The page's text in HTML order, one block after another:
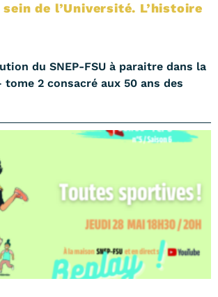
de l’Université. L’histoire
du SNEP-FSU à paraitre dans la
tome 2 consacré aux 50 ans des